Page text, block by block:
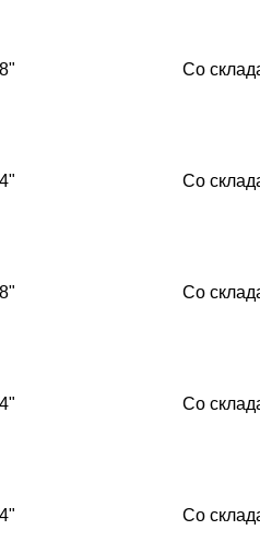
Со
Со
Со
Со
Со